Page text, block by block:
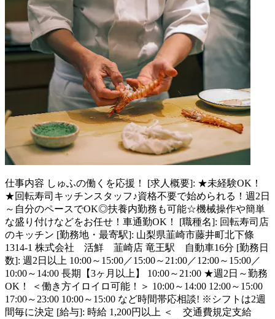
仕事内容 しゅふの働くを応援！ [求人概要]: ★未経験OK！
★回転寿司キッチンスタッフ♪資格不要で始められる！週2日
～自分のペースでOK◎扶養内勤務も可能☆機械操作や簡単
な盛り付けなどをお任せ！車通勤OK！ [職種名]: 回転寿司店
のキッチン [勤務地・最寄駅]: 山梨県韮崎市藤井町北下條
1314-1 株式会社 活鮮 韮崎店 竜王駅 自動車16分 [勤務日
数]: 週2日以上 10:00～15:00／15:00～21:00／12:00～15:00／
10:00～14:00 長期【3ヶ月以上】 10:00～21:00 ★週2日～勤務
OK！ ＜働き方イロイロ可能！＞ 10:00～14:00 12:00～15:00
17:00～23:00 10:00～15:00 など時間帯応相談! ※シフトは2週
間毎に決定 [給与]: 時給 1,200円以上 ＜ 交通費規定支給